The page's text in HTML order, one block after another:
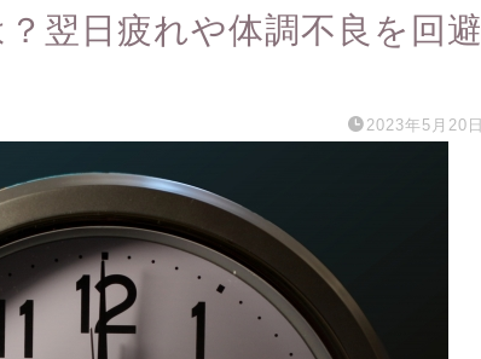
翌日疲れや体調不良を回避
2023年5月20日